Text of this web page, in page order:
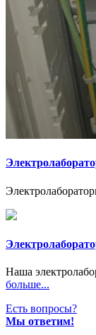
Наша
больше...
Есть вопросы?
Мы ответим!